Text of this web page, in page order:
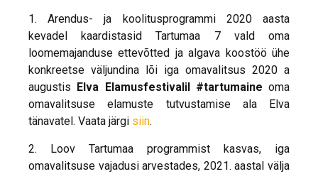
1. Arendus- ja koolitusprogrammi 2020 aasta
kevadel kaardistasid Tartumaa 7 vald oma
loomemajanduse ettevõtted ja algava koostöö ühe
konkreetse väljundina lõi iga omavalitsus 2020 a
augustis
Elva Elamusfestivalil #tartumaine oma
omavalitsuse elamuste tutvustamise ala Elva
tänavatel. Vaata järgi siin.
2. Loov Tartumaa programmist kasvas, iga
omavalitsuse vajadusi arvestades, 2021. aastal välja